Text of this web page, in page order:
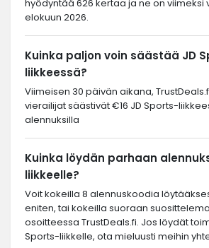
hyödyntää 626 kertaa ja ne on viimeksi
elokuun 2026.
Kuinka paljon voin säästää JD
liikkeessä?
Viimeisen 30 päivän aikana,
vierailijat säästivät €16 JD Sports-
alennuksilla
Kuinka löydän parhaan
liikkeelle?
Voit kokeilla 8 alennuskoodia
eniten, tai kokeilla suoraan
osoitteessa TrustDeals.fi. Jos löydät
Sports-liikkelle, ota mieluusti meihin